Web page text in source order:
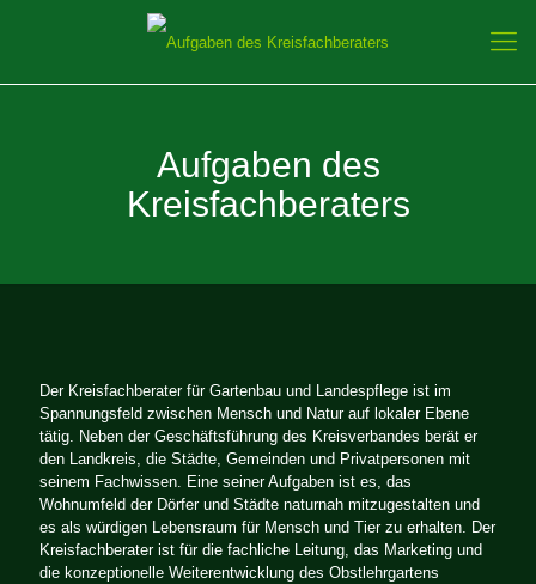
Aufgaben des
Kreisfachberaters
Der Kreisfachberater für Gartenbau und Landespflege ist im
Spannungsfeld zwischen Mensch und Natur auf lokaler Ebene
tätig. Neben der Geschäftsführung des Kreisverbandes berät er
den Landkreis, die Städte, Gemeinden und Privatpersonen mit
seinem Fachwissen. Eine seiner Aufgaben ist es, das
Wohnumfeld der Dörfer und Städte naturnah mitzugestalten und
es als würdigen Lebensraum für Mensch und Tier zu erhalten. Der
Kreisfachberater ist für die fachliche Leitung, das Marketing und
die konzeptionelle Weiterentwicklung des Obstlehrgartens